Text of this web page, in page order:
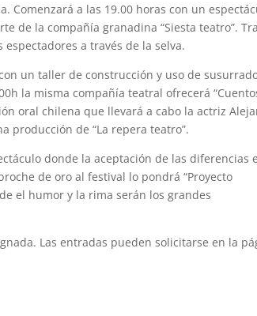
Comenzará a las 19.00 horas con un
de la compañía granadina “Siesta teatro”.
espectadores a través de la selva.
un taller de construcción y uso de
la misma compañía teatral ofrecerá
oral chilena que llevará a cabo la actriz
producción de “La repera teatro”.
donde la aceptación de las diferencias
de oro al festival lo pondrá “Proyecto
el humor y la rima serán los grandes
Las entradas pueden solicitarse en la